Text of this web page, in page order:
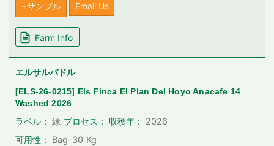
+サンプル Email Us
Farm Info
エルサルバドル
[ELS-26-0215] Els Finca El Plan Del Hoyo Anacafe 14
Washed 2026
ラベル：
緑 プロセス： 収穫年：
2026
可用性：
Bag-30 Kg